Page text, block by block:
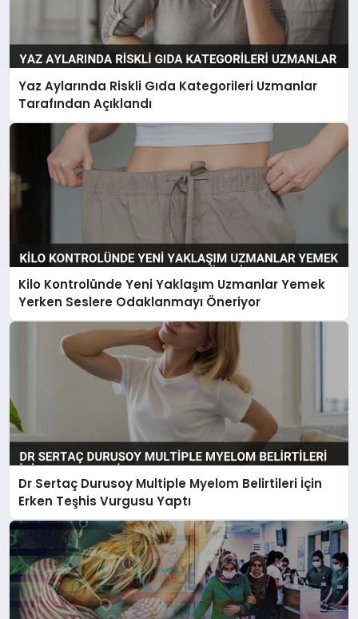
Yaz Aylarında Riskli Gıda Kategorileri Uzmanlar
Tarafından Açıklandı
Kilo Kontrolünde Yeni Yaklaşım Uzmanlar Yemek
Yerken Seslere Odaklanmayı Öneriyor
Dr Sertaç Durusoy Multiple Myelom Belirtileri İçin
Erken Teşhis Vurgusu Yaptı